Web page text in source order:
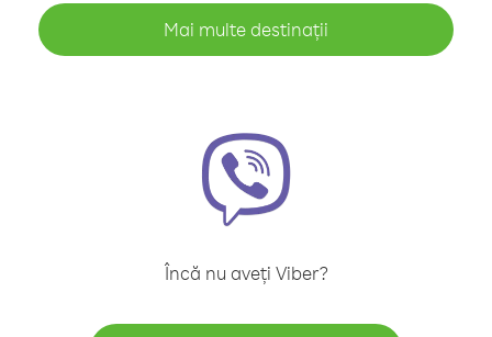
Mai multe destinații
Încă nu aveți Viber?